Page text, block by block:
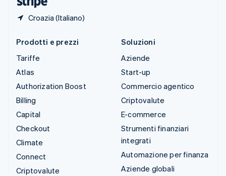
Croazia (Italiano)
Prodotti e prezzi
Tariffe
Atlas
Authorization Boost
Billing
Capital
Checkout
Climate
Connect
Criptovalute
Soluzioni
Aziende
Start-up
Commercio agentico
Criptovalute
E-commerce
Strumenti finanziari
integrati
Automazione per finanza
Aziende globali